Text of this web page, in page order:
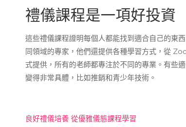
禮儀課程是一項好投資
這些禮儀課程證明每個人都能找到適合自己的東
同領域的專家，他們還提供各種學習方式，從
式提供，所有的老師都專注於不同的專業。有些
變得非常具體，比如推銷和青少年技術。
良好禮儀培養 從優雅儀態課程學習